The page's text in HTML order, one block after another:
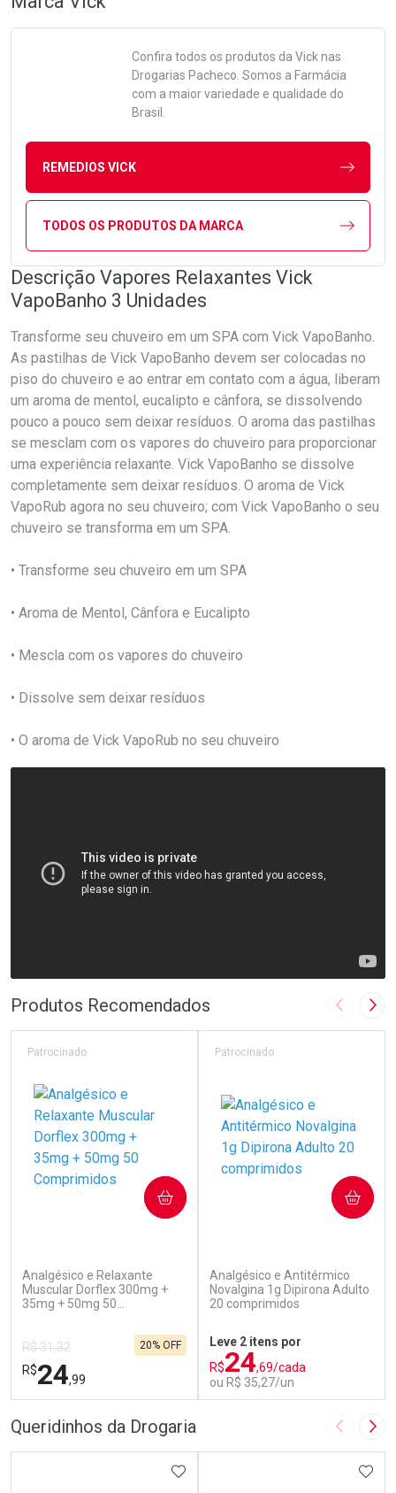
Confira todos os produtos da Vick nas
Drogarias Pacheco. Somos a Farmácia
com a maior variedade e qualidade do
Brasil.
REMEDIOS VICK
TODOS OS PRODUTOS DA MARCA
Descrição Vapores Relaxantes Vick
VapoBanho 3 Unidades
Transforme seu chuveiro em um SPA com Vick VapoBanho.
As pastilhas de Vick VapoBanho devem ser colocadas no
piso do chuveiro e ao entrar em contato com a água, liberam
um aroma de mentol, eucalipto e cânfora, se dissolvendo
pouco a pouco sem deixar resíduos. O aroma das pastilhas
se mesclam com os vapores do chuveiro para proporcionar
uma experiência relaxante. Vick VapoBanho se dissolve
completamente sem deixar resíduos. O aroma de Vick
VapoRub agora no seu chuveiro; com Vick VapoBanho o seu
chuveiro se transforma em um SPA.
• Transforme seu chuveiro em um SPA
• Aroma de Mentol, Cânfora e Eucalipto
• Mescla com os vapores do chuveiro
• Dissolve sem deixar resíduos
• O aroma de Vick VapoRub no seu chuveiro
Produtos Recomendados Imagem
Analgésico e Relaxante
Muscular Dorflex 300mg +
35mg + 50mg 50
Patrocinado
R$ 31,32
R$24,99
20% OFF
COMPRAR
Analgésico e Antitérmico
Novalgina 1g Dipirona Adulto
20 comprimidos
Patrocinado
Leve 2 itens por
R$24,69/cada
ou R$ 35,27/un
COMPRAR
Queridinhos da Drogaria Imagem
ADICIONAR AOS FAVORITOS